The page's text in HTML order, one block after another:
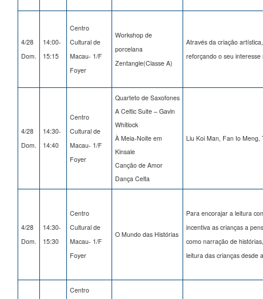
4/28
Dom.
14:00-
15:15
Centro
Cultural de
Macau- 1/F
Foyer
Workshop de
porcelana
Zentangle(Classe A)
Através da criação
reforçando o seu
4/28
Dom.
14:30-
14:40
Centro
Cultural de
Macau- 1/F
Foyer
Quarteto de Saxofones
A Celtic Suite – Gavin
Whitlock
À Meia-Noite em
Kinsale
Canção de Amor
Dança Celta
Liu Koi Man, Fan Io Meng,
4/28
Dom.
14:30-
15:30
Centro
Cultural de
Macau- 1/F
Foyer
O Mundo das Histórias
Para encorajar a leitura
incentiva as crianças a
como narração de
leitura das crianças desde
Centro